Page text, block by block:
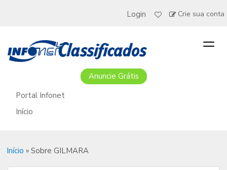
Login Crie sua conta
Anuncie Grátis
Portal Infonet
Início
Início » Sobre GILMARA